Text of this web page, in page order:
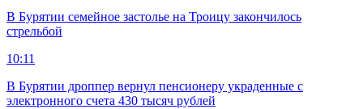
В Бурятии семейное застолье на Троицу закончилось
стрельбой
10:11
В Бурятии дроппер вернул пенсионеру украденные с
электронного счета 430 тысяч рублей